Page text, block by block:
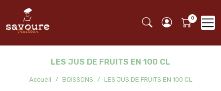
LES JUS DE FRUITS EN 100 CL
Accueil BOISSONS LES JUS DE FRUITS EN 100 CL